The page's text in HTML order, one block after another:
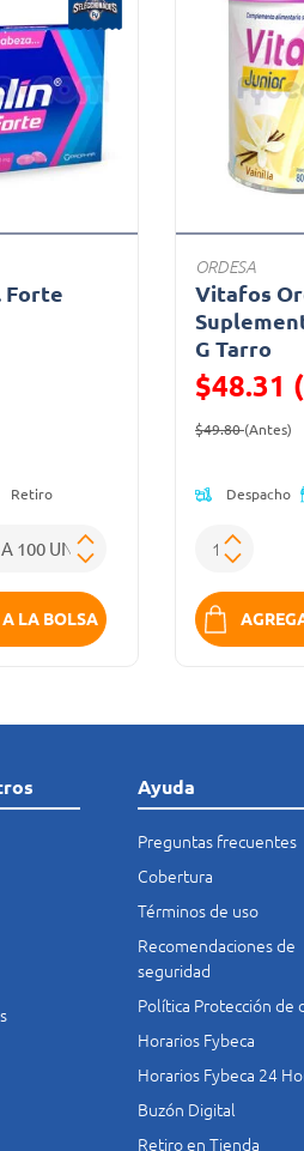
Forte
Retiro
LA BOLSA
ORDESA
Vitafos
G Tarro
$48.31
Precio
$49.80(Antes)
Despacho
Ayuda
Preguntas frecuentes
Cobertura
Términos de uso
Recomendaciones de
seguridad
Política Protección de
Horarios Fybeca
Horarios Fybeca 24
Buzón Digital
Retiro en Tienda